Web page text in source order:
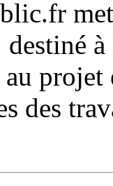
à
des